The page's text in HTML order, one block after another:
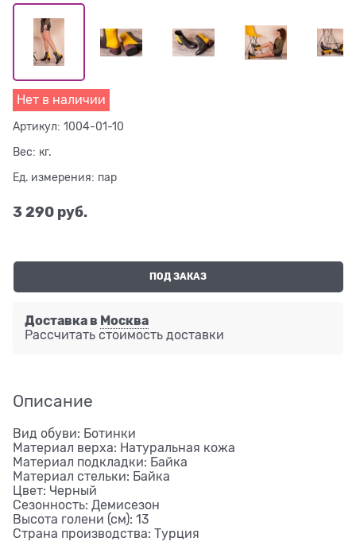
Нет в наличии
Артикул: 1004-01-10
Вес: кг.
Ед. измерения: пар
3 290 руб.
ПОД ЗАКАЗ
Доставка в Москва
Рассчитать стоимость доставки
Описание
Вид обуви: Ботинки
Материал верха: Натуральная кожа
Материал подкладки: Байка
Материал стельки: Байка
Цвет: Черный
Сезонность: Демисезон
Высота голени (см): 13
Страна производства: Турция